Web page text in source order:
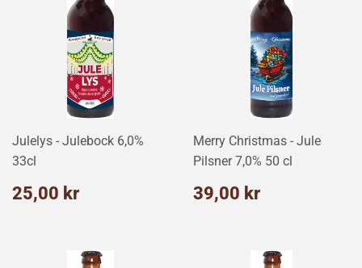
Julelys - Julebock 6,0%
33cl
Normalpris
25,00 kr
Merry Christmas - Jule
Pilsner 7,0% 50 cl
Normalpris
39,00 kr